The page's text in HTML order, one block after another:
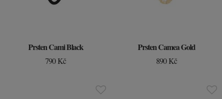
Prsten Cami Black
790 Kč
Prsten Camea Gold
890 Kč